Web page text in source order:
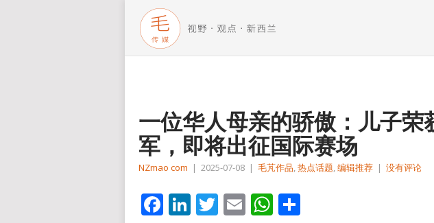
一位华人母亲的骄傲：儿子荣
军，即将出征国际赛场
NZmao com | 2025-07-08 | 毛芃作品,热点话题,编辑推荐 | 没有评论
Facebook
LinkedIn
Twitter
EmailWhatsApp